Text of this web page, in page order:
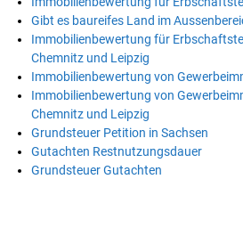
Gibt es baureifes Land im
Immobilienbewertung für
Chemnitz und Leipzig
Immobilienbewertung von
Immobilienbewertung von
Chemnitz und Leipzig
Grundsteuer Petition in Sachsen
Gutachten Restnutzungsdauer
Grundsteuer Gutachten